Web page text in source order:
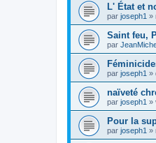
L' État et
par joseph1 »
Saint feu,
par
par joseph1 »
naïveté
par joseph1 »
Pour la
par joseph1 »